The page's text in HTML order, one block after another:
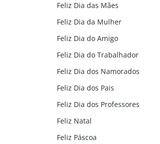
Feliz Dia das Mães
Feliz Dia da Mulher
Feliz Dia do Amigo
Feliz Dia do Trabalhador
Feliz Dia dos Namorados
Feliz Dia dos Pais
Feliz Dia dos Professores
Feliz Natal
Feliz Páscoa